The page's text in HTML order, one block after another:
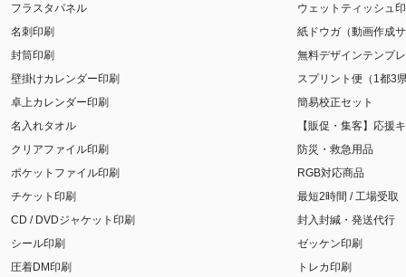
フラスタパネル
名刺印刷
封筒印刷
壁掛けカレンダー印刷
卓上カレンダー印刷
名入れタオル
クリアファイル印刷
ポケットファイル印刷
チケット印刷
CD / DVDジャケット印刷
シール印刷
圧着DM印刷
ウェットティッシュ
紙ドウガ（動画作成
無料デザインテンプ
スプリント便（1都3
簡易校正セット
【販促・集客】応援
防災・救急用品
RGB対応商品
最短2時間 / 工場受取
封入封緘・発送代行
ゼッケン印刷
トレカ印刷